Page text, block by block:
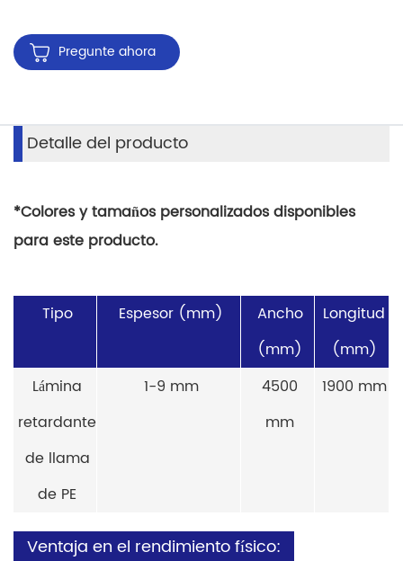
Pregunte ahora
Detalle del producto
*Colores y tamaños personalizados disponibles
para este producto.
Tipo Espesor (mm)
Ancho
(mm)
Longitud
(mm)
Lámina
retardante
de llama
de PE
1-9 mm
4500
mm
1900 mm
Ventaja en el rendimiento físico: